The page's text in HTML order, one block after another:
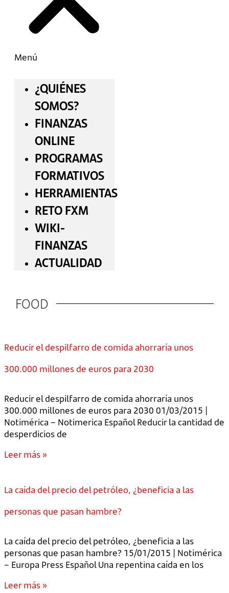
Menú
¿QUIÉNES
SOMOS?
FINANZAS
ONLINE
PROGRAMAS
FORMATIVOS
HERRAMIENTAS
RETO FXM
WIKI-
FINANZAS
ACTUALIDAD
FOOD
Reducir el despilfarro de comida ahorraría unos
300.000 millones de euros para 2030
Reducir el despilfarro de comida ahorraría unos
300.000 millones de euros para 2030 01/03/2015 |
Notimérica – Notimerica Español Reducir la cantidad de
desperdicios de
Leer más »
La caída del precio del petróleo, ¿beneficia a las
personas que pasan hambre?
La caída del precio del petróleo, ¿beneficia a las
personas que pasan hambre? 15/01/2015 | Notimérica
– Europa Press Español Una repentina caída en los
Leer más »